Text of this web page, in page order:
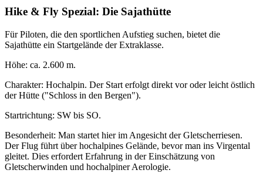
Hike & Fly Spezial: Die Sajathütte
Für Piloten, die den sportlichen Aufstieg suchen, bietet die
Sajathütte ein Startgelände der Extraklasse.
Höhe: ca. 2.600 m.
Charakter: Hochalpin. Der Start erfolgt direkt vor oder leicht östlich
der Hütte ("Schloss in den Bergen").
Startrichtung: SW bis SO.
Besonderheit: Man startet hier im Angesicht der Gletscherriesen.
Der Flug führt über hochalpines Gelände, bevor man ins Virgental
gleitet. Dies erfordert Erfahrung in der Einschätzung von
Gletscherwinden und hochalpiner Aerologie.